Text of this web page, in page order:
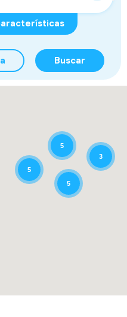
Buscar
5
3
5
5